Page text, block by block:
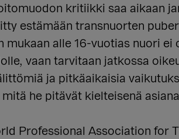
kritiikki saa aikaan
estämään transnuorten
mukaan alle 16-vuotias nuori
vaan tarvitaan jatkossa
ja pitkäaikaisia
he pitävät kielteisenä
Professional Association for